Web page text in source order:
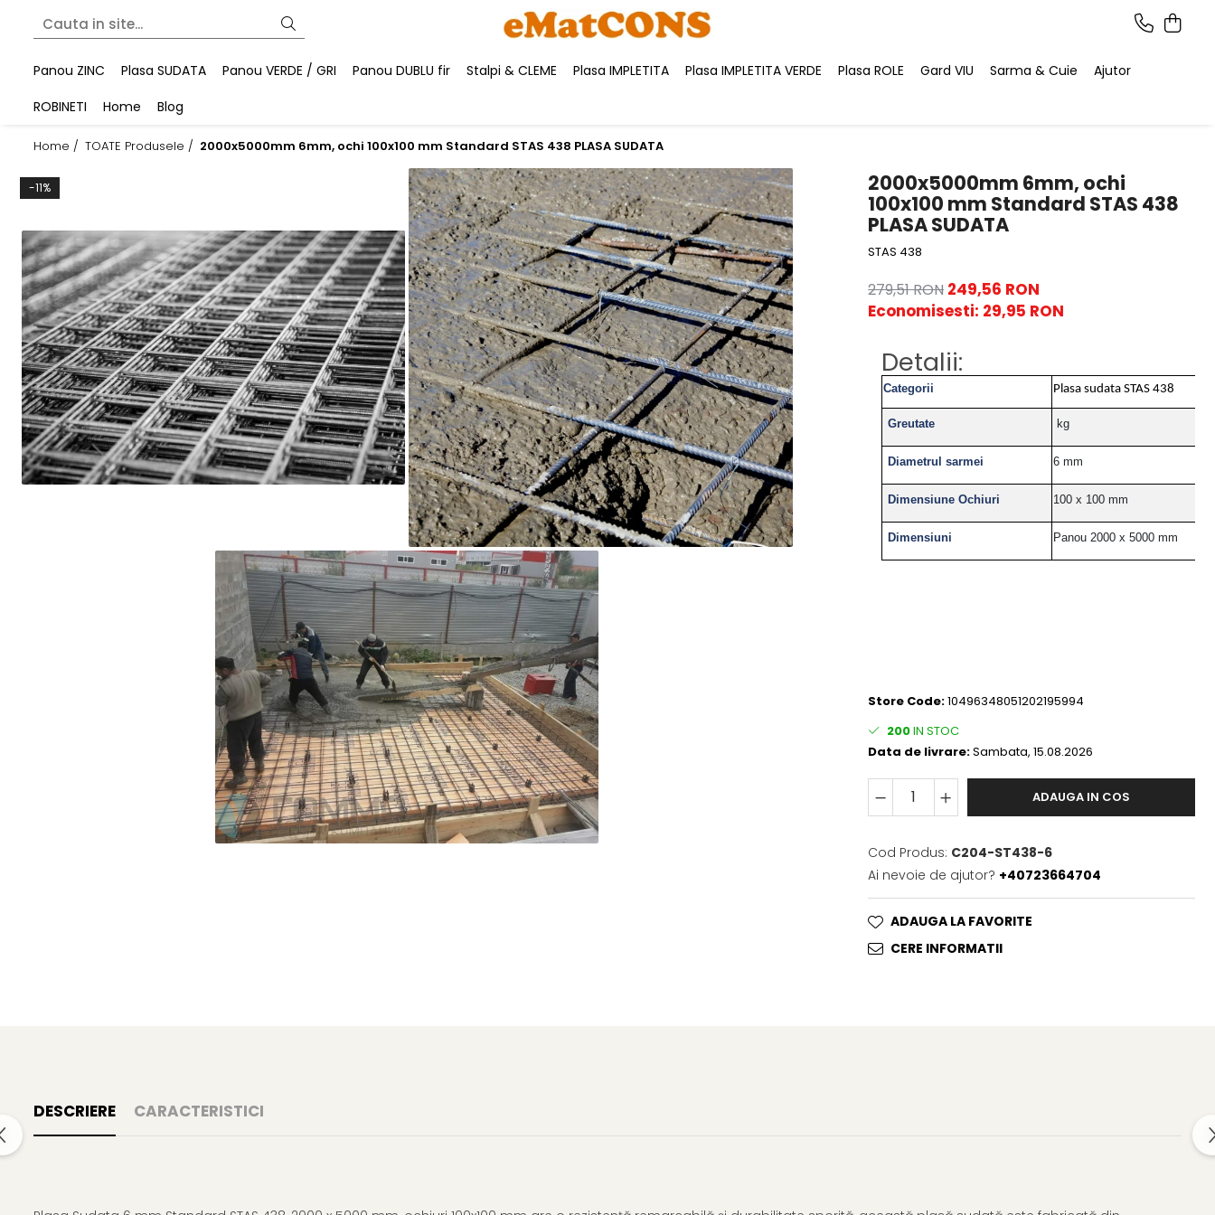
Panou ZINC Plasa SUDATA Panou VERDE / GRI Panou DUBLU fir Stalpi & CLEME Plasa IMPLETITA Plasa IMPLETITA VERDE Plasa ROLE Gard VIU Sarma & Cuie
Ajutor
ROBINETI
Home Blog
Home / TOATE Produsele / 2000x5000mm 6mm, ochi 100x100 mm Standard STAS 438 PLASA SUDATA
-11% 2000x5000mm 6mm, ochi
100x100 mm Standard STAS 438
PLASA SUDATA
STAS 438
279,51 RON 249,56 RON
Economisesti: 29,95 RON
Detalii:
Categorii Plasa sudata STAS 438
Greutate kg
Diametrul sarmei 6 mm
Dimensiune Ochiuri 100 x 100 mm
Dimensiuni Panou 2000 x 5000 mm
Store Code:10496348051202195994
200IN STOC
Data de livrare:Sambata, 15.08.2026
ADAUGA IN COS
Cod Produs: C204-ST438-6
Ai nevoie de ajutor? +40723664704
ADAUGA LA FAVORITE
CERE INFORMATII
DESCRIERE CARACTERISTICI